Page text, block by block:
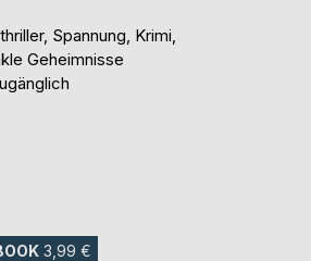
Spannung, Krimi,
Geheimnisse
3,99 €